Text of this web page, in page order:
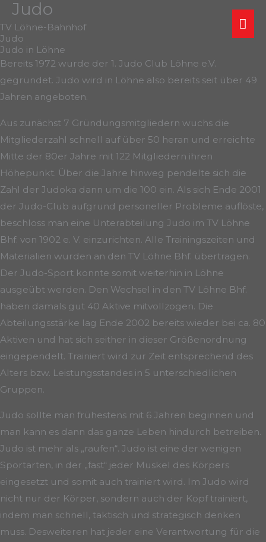
Zum
Inhalt
springen
Judo
TV Löhne-Bahnhof
Judo
Judo in Löhne
Bereits 1972 wurde der 1. Judo Club Löhne e.V.
gegründet. Judo wird in Löhne also bereits seit über 49
Jahren angeboten.
Aus zunächst 7 Gründungsmitgliedern wuchs die
Mitgliederzahl schnell auf über 50 heran und erreichte
Mitte der 80er Jahre mit 122 Mitgliedern ihren
Höhepunkt. Über die Jahre hinweg pendelte sich die
Zahl der Judoka dann um die 100 ein. Als sich Ende 2001
der Judo-Club aufgrund personeller Probleme auflöste,
beschloss man eine Unterabteilung Judo im TV Löhne
Bhf. von 1902 e. V. einzurichten. Alle Trainingszeiten und
Materialien wurden an den TV Löhne Bhf. übertragen.
Der Judo-Sport konnte somit weiterhin in Löhne
ausgeübt werden. Den Wechsel in den TV Löhne Bhf.
haben damals gut 40 Aktive mitvollzogen. Die
Abteilungsstärke lag Ende 2002 bereits wieder bei ca. 80
Aktiven und hat sich seither in dieser Größenordnung
eingependelt. Trainiert wird zur Zeit entsprechend des
Alters bzw. Leistungsstandes in 5 unterschiedlichen
Gruppen.
Judo sollte man frühestens mit 6 Jahren beginnen und
man kann es dann das ganze Leben hindurch betreiben.
Judo ist mehr als „raufen“. Judo ist eine der wenigen
Sportarten, in der „fast“ jeder Muskel des Körpers
eingesetzt und somit auch trainiert wird. Im Judo wird
nicht nur der Körper, sondern auch der Kopf trainiert,
indem man schnell, taktisch und strategisch denken
muss. Desweiteren hat jeder eine Verantwortung für die